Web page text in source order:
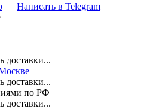
Написать в Telegram
доставки...
доставки...
по РФ
доставки...